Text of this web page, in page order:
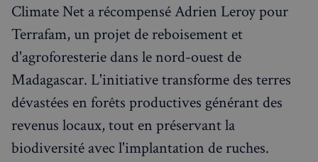
Climate Net a récompensé Adrien Leroy pour
Terrafam, un projet de reboisement et
d'agroforesterie dans le nord-ouest de
Madagascar. L'initiative transforme des terres
dévastées en forêts productives générant des
revenus locaux, tout en préservant la
biodiversité avec l'implantation de ruches.